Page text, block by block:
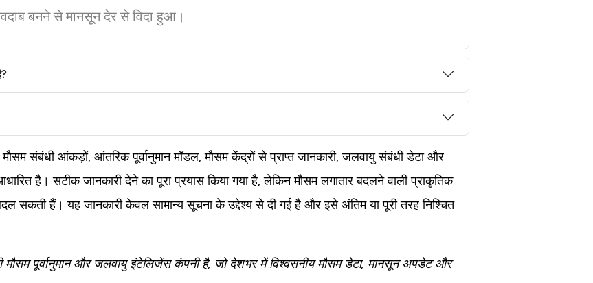
बनने से मानसून देर से विदा हुआ।
संबंधी आंकड़ों, आंतरिक पूर्वानुमान मॉडल, मौसम केंद्रों से प्राप्त जानकारी, जलवायु संबंधी डेटा और
है। सटीक जानकारी देने का पूरा प्रयास किया गया है, लेकिन मौसम लगातार बदलने वाली प्राकृतिक
सकती हैं। यह जानकारी केवल सामान्य सूचना के उद्देश्य से दी गई है और इसे अंतिम या पूरी तरह निश्चित
पूर्वानुमान और जलवायु इंटेलिजेंस कंपनी है, जो देशभर में विश्वसनीय मौसम डेटा, मानसून अपडेट और